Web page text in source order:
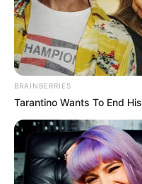
BRAINBERRIES
Tarantino Wants To End